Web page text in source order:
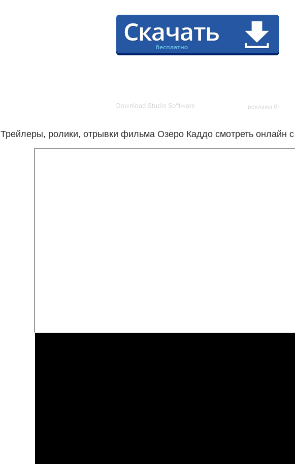
Трейлеры, ролики, отрывки фильма Озеро Каддо смотреть онлайн